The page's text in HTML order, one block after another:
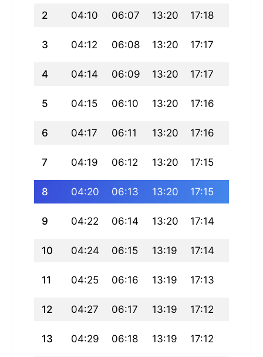
2 04:10 06:07 13:20 17:18
3 04:12 06:08 13:20 17:17
4 04:14 06:09 13:20 17:17
5 04:15 06:10 13:20 17:16
6 04:17 06:11 13:20 17:16
7 04:19 06:12 13:20 17:15
8 04:20 06:13 13:20 17:15
9 04:22 06:14 13:20 17:14
10 04:24 06:15 13:19 17:14
11 04:25 06:16 13:19 17:13
12 04:27 06:17 13:19 17:12
13 04:29 06:18 13:19 17:12